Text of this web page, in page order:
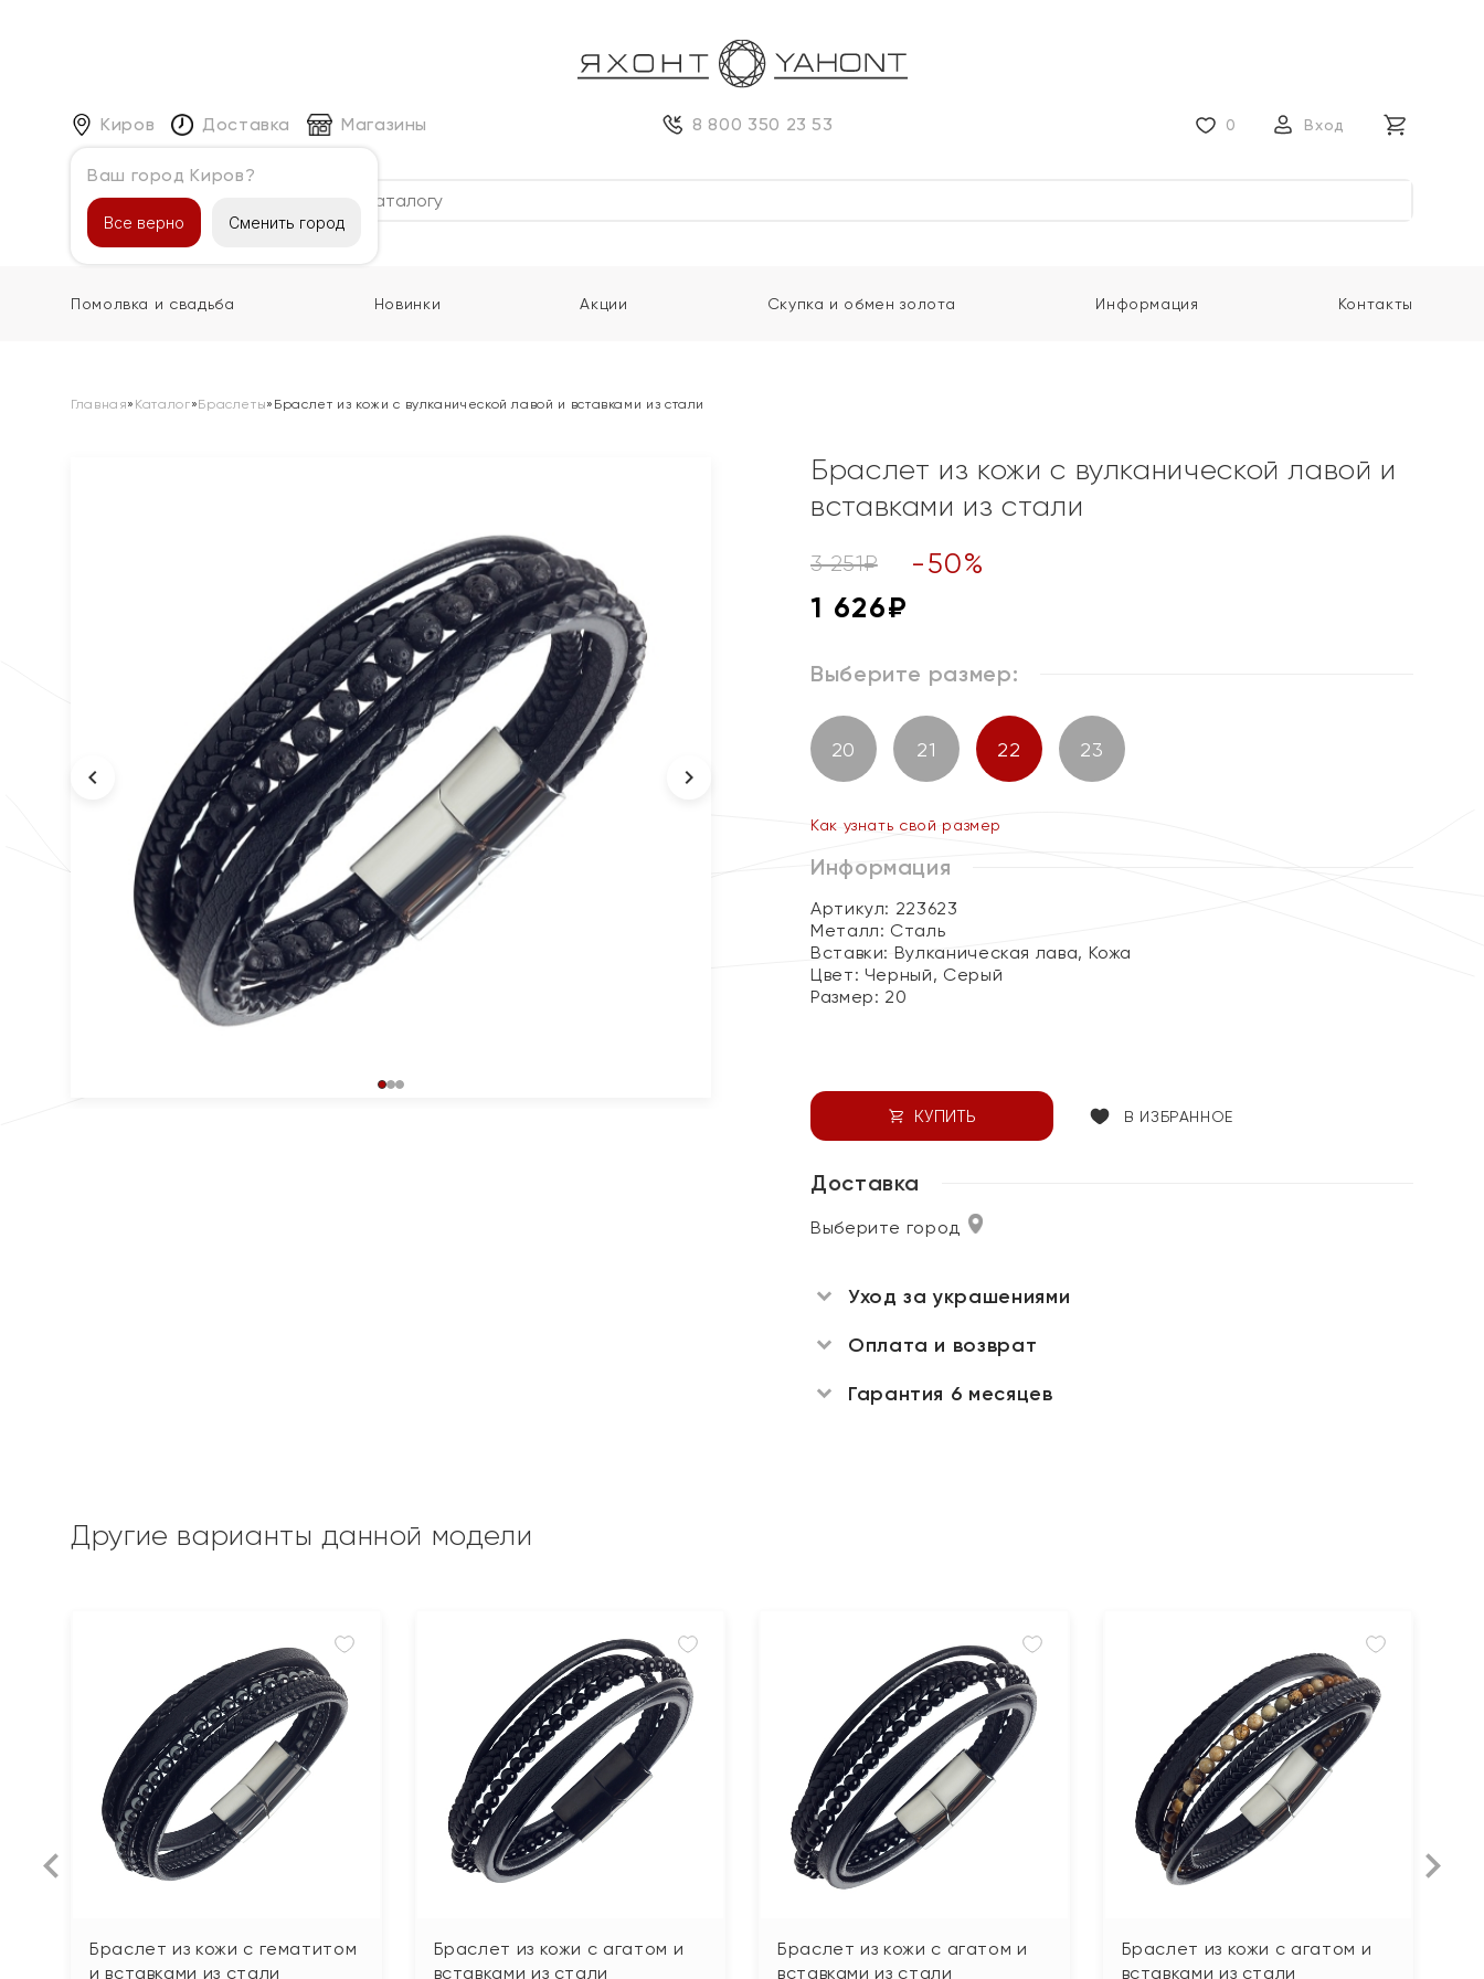
Киров
Ваш город Киров?
Все верно Сменить город
Доставка Магазины 8 800 350 23 53 0 Вход
Каталог
Помолвка и свадьба Новинки Акции Скупка и обмен золота Информация Контакты
Главная» Каталог»Браслеты» Браслет из кожи с вулканической лавой и вставками из стали
Браслет из кожи с вулканической лавой и
вставками из стали
3 251₽ -50%
1 626₽
Выберите размер:
20 21 22 23
Как узнать свой размер
Информация
Артикул: 223623
Металл: Сталь
Вставки: Вулканическая лава, Кожа
Цвет: Черный, Серый
Размер: 20
КУПИТЬ В ИЗБРАННОЕ
Доставка
Выберите город
Уход за украшениями
Оплата и возврат
Гарантия 6 месяцев
Другие варианты данной модели
Браслет из кожи с гематитом
и вставками из стали
Браслет из кожи с агатом и
вставками из стали
Браслет из кожи с агатом и
вставками из стали
Браслет из кожи с агатом и
вставками из стали